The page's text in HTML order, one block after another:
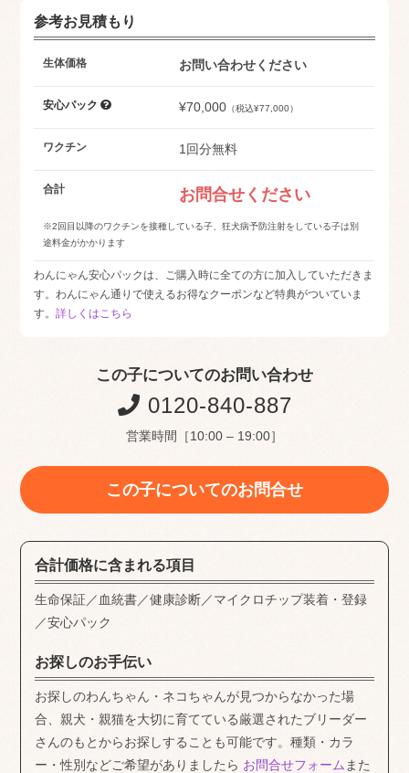
参考お見積もり
生体価格 お問い合わせください
安心パック ¥70,000 （税込¥77,000）
ワクチン 1回分無料
合計 お問合せください
※2回目以降のワクチンを接種している子、狂犬病予防注射をしている子は別
途料金がかかります
わんにゃん安心パックは、ご購入時に全ての方に加入していただきま
す。わんにゃん通りで使えるお得なクーポンなど特典がついていま
す。詳しくはこちら
この子についてのお問い合わせ
0120-840-887
営業時間［10:00 – 19:00］
この子についてのお問合せ
合計価格に含まれる項目
生命保証／血統書／健康診断／マイクロチップ装着・登録
／安心パック
お探しのお手伝い
お探しのわんちゃん・ネコちゃんが見つからなかった場
合、親犬・親猫を大切に育てている厳選されたブリーダー
さんのもとからお探しすることも可能です。種類・カラ
ー・性別などご希望がありましたら お問合せフォーム また